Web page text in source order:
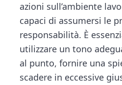
azioni sull’ambiente
capaci di assumersi le
responsabilità. È
utilizzare un tono
al punto, fornire una
scadere in eccessive